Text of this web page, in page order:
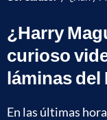
¿Harry
curioso
láminas del
En las últimas